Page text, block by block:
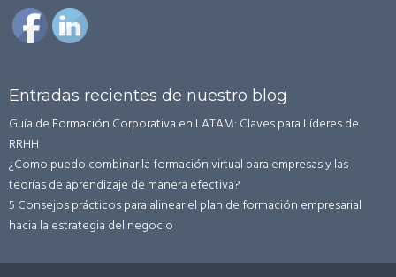
Entradas recientes de nuestro blog
Guía de Formación Corporativa en LATAM: Claves para Líderes de
RRHH
¿Como puedo combinar la formación virtual para empresas y las
teorías de aprendizaje de manera efectiva?
5 Consejos prácticos para alinear el plan de formación empresarial
hacia la estrategia del negocio